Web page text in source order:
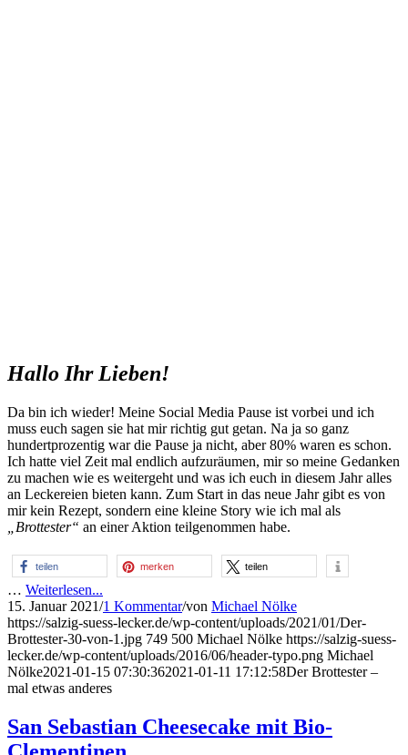
Hallo Ihr Lieben!
Da bin ich wieder! Meine Social Media Pause ist vorbei und ich
muss euch sagen sie hat mir richtig gut getan. Na ja so ganz
hundertprozentig war die Pause ja nicht, aber 80% waren es schon.
Ich hatte viel Zeit mal endlich aufzuräumen, mir so meine Gedanken
zu machen wie es weitergeht und was ich euch in diesem Jahr alles
an Leckereien bieten kann. Zum Start in das neue Jahr gibt es von
mir kein Rezept, sondern eine kleine Story wie ich mal als
„Brottester“ an einer Aktion teilgenommen habe.
teilen merken teilen
… Weiterlesen...
15. Januar 2021/1 Kommentar/von Michael Nölke
https://salzig-suess-lecker.de/wp-content/uploads/2021/01/Der-
Brottester-30-von-1.jpg 749 500 Michael Nölke https://salzig-suess-
lecker.de/wp-content/uploads/2016/06/header-typo.png Michael
Nölke2021-01-15 07:30:362021-01-11 17:12:58Der Brottester –
mal etwas anderes
San Sebastian Cheesecake mit Bio-